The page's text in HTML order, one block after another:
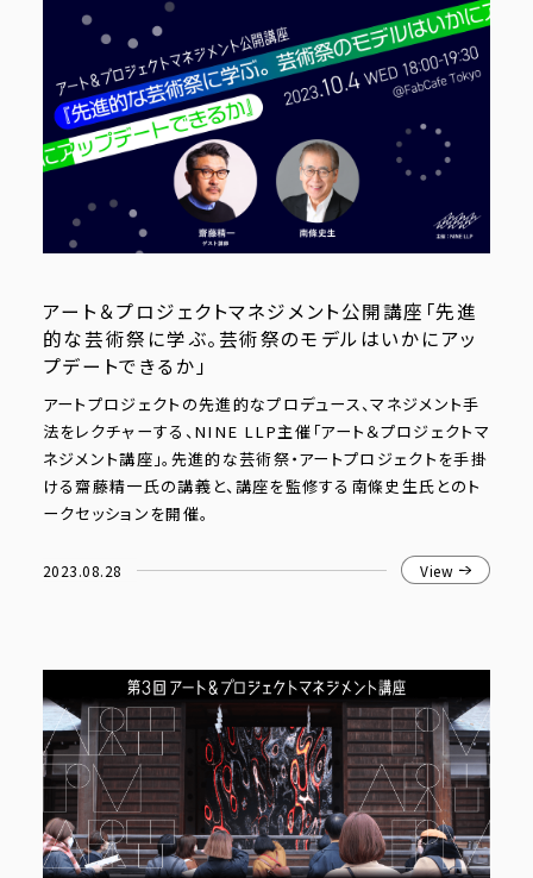
アート＆プロジェクトマネジメント公開講座「先進
的な芸術祭に学ぶ。芸術祭のモデルはいかにアッ
プデートできるか」
アートプロジェクトの先進的なプロデュース、マネジメント手
法をレクチャーする、NINE LLP主催「アート＆プロジェクトマ
ネジメント講座」。先進的な芸術祭・アートプロジェクトを手掛
ける齋藤精一氏の講義と、講座を監修する南條史生氏とのト
ークセッションを開催。
2023.08.28 View